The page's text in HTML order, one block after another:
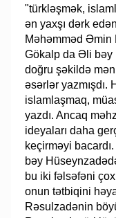
"türkləşmək,
ən yaxşı dərk
Məhəmməd Əmin
Gökalp da Əli bəy
doğru şəkildə
əsərlər yazmışdı.
islamlaşmaq,
yazdı. Ancaq
ideyaları daha
keçirməyi
bəy
bu iki fəlsəfəni
onun tətbiqini
Rəsulzadənin